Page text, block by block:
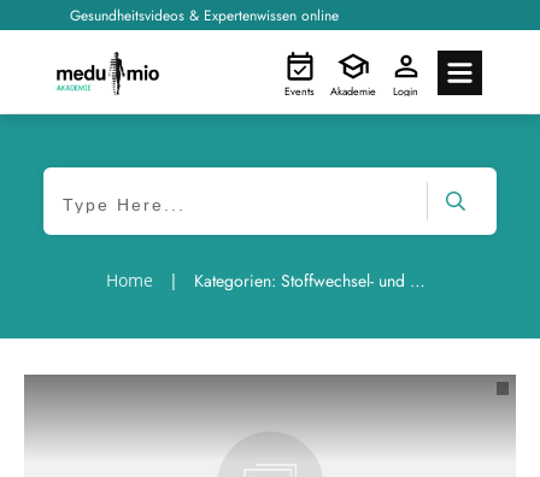
Gesundheitsvideos & Expertenwissen online
Events Akademie Login
Home | Kategorien: Stoffwechsel- und Metabolismuskongress